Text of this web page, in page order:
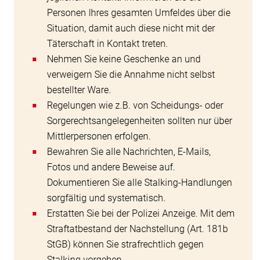
Personen Ihres gesamten Umfeldes über die
Situation, damit auch diese nicht mit der
Täterschaft in Kontakt treten.
Nehmen Sie keine Geschenke an und
verweigern Sie die Annahme nicht selbst
bestellter Ware.
Regelungen wie z.B. von Scheidungs- oder
Sorgerechtsangelegenheiten sollten nur über
Mittlerpersonen erfolgen.
Bewahren Sie alle Nachrichten, E-Mails,
Fotos und andere Beweise auf.
Dokumentieren Sie alle Stalking-Handlungen
sorgfältig und systematisch.
Erstatten Sie bei der Polizei Anzeige. Mit dem
Straftatbestand der Nachstellung (Art. 181b
StGB) können Sie strafrechtlich gegen